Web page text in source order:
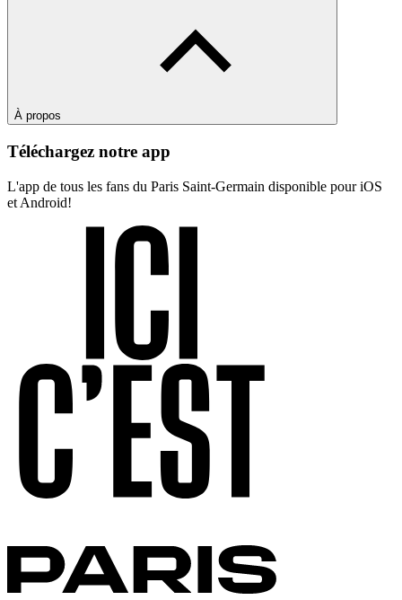
À propos
Téléchargez notre app
L'app de tous les fans du Paris Saint-Germain disponible pour iOS
et Android!